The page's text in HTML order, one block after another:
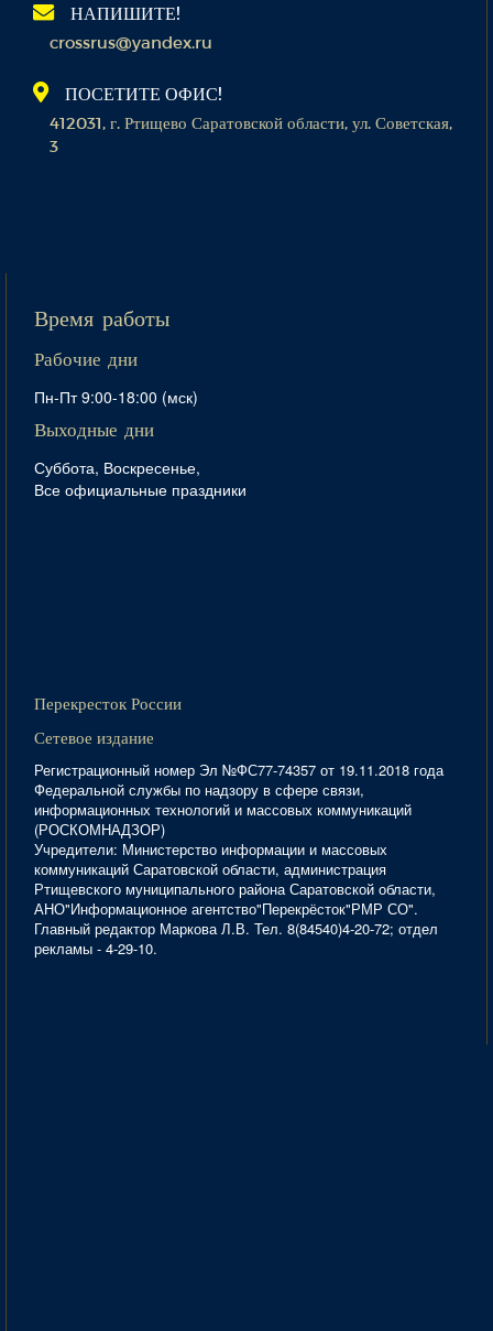
НАПИШИТЕ!
crossrus@yandex.ru
ПОСЕТИТЕ ОФИС!
412031, г. Ртищево Саратовской области, ул. Советская,
3
Время работы
Рабочие дни
Пн-Пт 9:00-18:00 (мск)
Выходные дни
Суббота, Воскресенье,
Все официальные праздники
Перекресток России
Сетевое издание
Регистрационный номер Эл №ФС77-74357 от 19.11.2018 года
Федеральной службы по надзору в сфере связи,
информационных технологий и массовых коммуникаций
(РОСКОМНАДЗОР)
Учредители: Министерство информации и массовых
коммуникаций Саратовской области, администрация
Ртищевского муниципального района Саратовской области,
АНО"Информационное агентство"Перекрёсток"РМР СО".
Главный редактор Маркова Л.В. Тел. 8(84540)4-20-72; отдел
рекламы - 4-29-10.